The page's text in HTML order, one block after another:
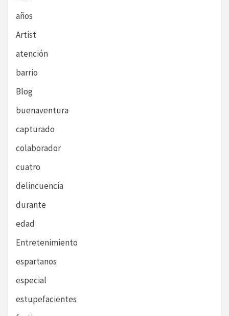
años
Artist
atención
barrio
Blog
buenaventura
capturado
colaborador
cuatro
delincuencia
durante
edad
Entretenimiento
espartanos
especial
estupefacientes